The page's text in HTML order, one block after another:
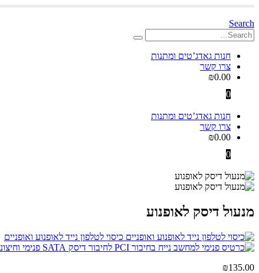
Search
חנות גאדג’טים ומתנות
צרו קשר
₪0.00
0
חנות גאדג’טים ומתנות
צרו קשר
₪0.00
0
מנעול דיסק לאופנוע
כיסוי לטלפון נייד לאופנוע ואופניים
₪135.00